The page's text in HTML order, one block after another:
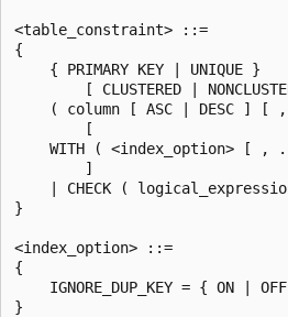
<table_constraint> ::=
{
    { PRIMARY KEY | UNIQUE }
[ CLUSTERED |
( column [ ASC | DESC ] [
        [
WITH ( <index_option> [ ,
        ]
| CHECK (
}
<index_option> ::=
{
IGNORE_DUP_KEY = { ON |
}